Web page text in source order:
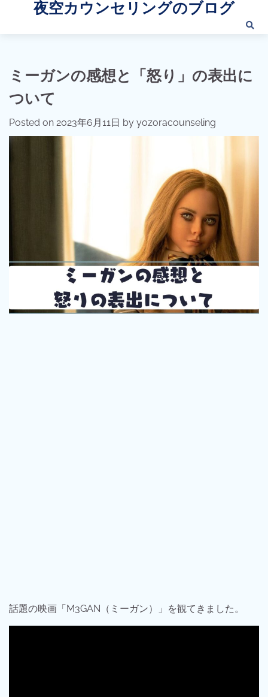
content
夜空カウンセリングのブログ
ミーガンの感想と「怒り」の表出に
ついて
Posted on 2023年6月11日 by yozoracounseling
話題の映画「M3GAN（ミーガン）」を観てきました。